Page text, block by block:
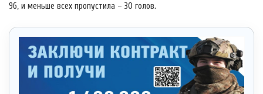
96, и меньше всех пропустила – 30 голов.